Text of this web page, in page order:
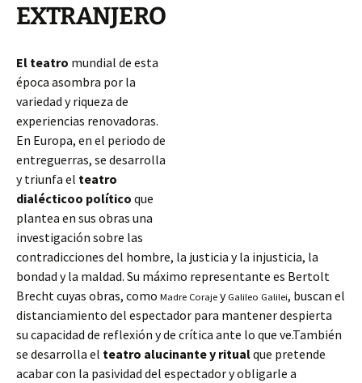
EXTRANJERO
El teatro mundial de esta
época asombra por la
variedad y riqueza de
experiencias renovadoras.
En Europa, en el periodo de
entreguerras, se desarrolla
y triunfa el teatro
dialécticoo político que
plantea en sus obras una
investigación sobre las
contradicciones del hombre, la justicia y la injusticia, la
bondad y la maldad. Su máximo representante es Bertolt
Brecht cuyas obras, como Madre Coraje y Galileo Galilei, buscan el
distanciamiento del espectador para mantener despierta
su capacidad de reflexión y de crítica ante lo que ve.También
se desarrolla el teatro alucinante y ritualque pretende
acabar con la pasividad del espectador y obligarle a